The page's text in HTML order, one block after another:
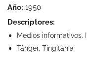
Año: 1950
Descriptores:
Medios informativos.
Tánger. Tingitania